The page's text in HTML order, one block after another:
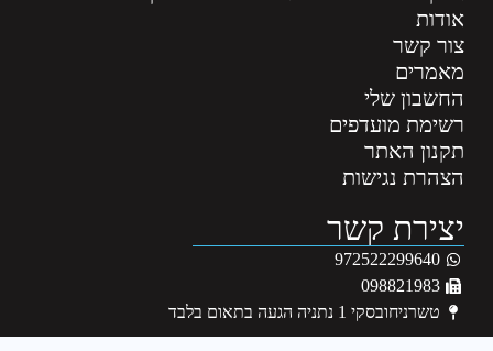
אודות
צור קשר
מאמרים
החשבון שלי
רשימת מועדפים
תקנון האתר
הצהרת נגישות
יצירת קשר
972522299640
098821983
טשרניחובסקי 1 נתניה הגעה בתאום בלבד